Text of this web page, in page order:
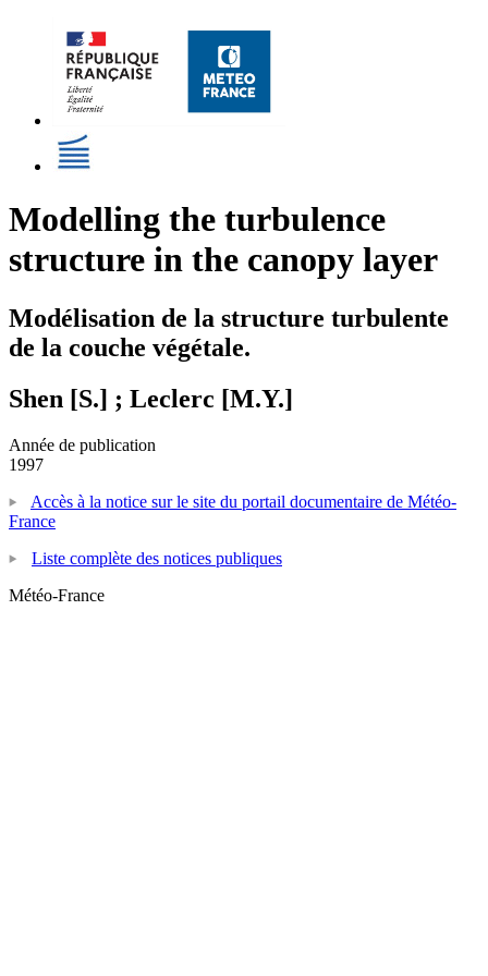
Modelling the turbulence
structure in the canopy layer
Modélisation de la structure turbulente
de la couche végétale.
Shen [S.] ; Leclerc [M.Y.]
Année de publication
1997
Accès à la notice sur le site du portail documentaire de Météo-
France
Liste complète des notices publiques
Météo-France